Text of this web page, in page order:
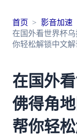
首页
影音加速
在国外看世界杯
你轻松解锁中文
在国外
佛得角
帮你轻